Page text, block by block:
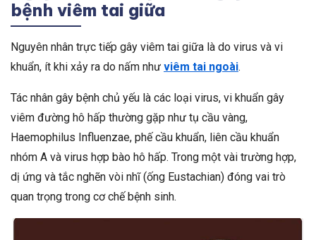
bệnh viêm tai giữa
Nguyên nhân trực tiếp gây viêm tai giữa là do virus và vi
khuẩn, ít khi xảy ra do nấm như viêm tai ngoài.
Tác nhân gây bệnh chủ yếu là các loại virus, vi khuẩn gây
viêm đường hô hấp thường gặp như tụ cầu vàng,
Haemophilus Influenzae, phế cầu khuẩn, liên cầu khuẩn
nhóm A và virus hợp bào hô hấp. Trong một vài trường hợp,
dị ứng và tắc nghẽn vòi nhĩ (ống Eustachian) đóng vai trò
quan trọng trong cơ chế bệnh sinh.